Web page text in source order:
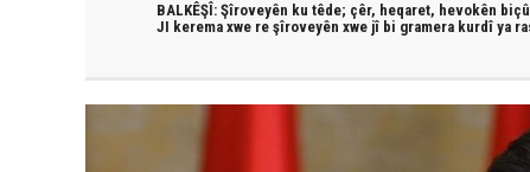
BALKÊŞÎ: Şîroveyên ku têde; çêr, heqaret, hevokên
JI kerema xwe re şîroveyên xwe jî bi gramera kurdî ya